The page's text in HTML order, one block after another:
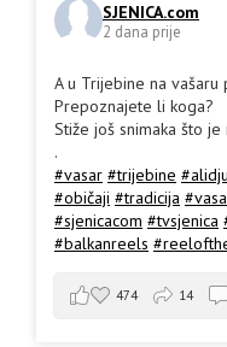
SJENICA.com
2 dana prije
A u Trijebine na
Prepoznajete li koga?
Stiže još snimaka što
.
#vasar #trijebine
#običaji #tradicija
#sjenicacom #tvsjenica
#balkanreels
474 14